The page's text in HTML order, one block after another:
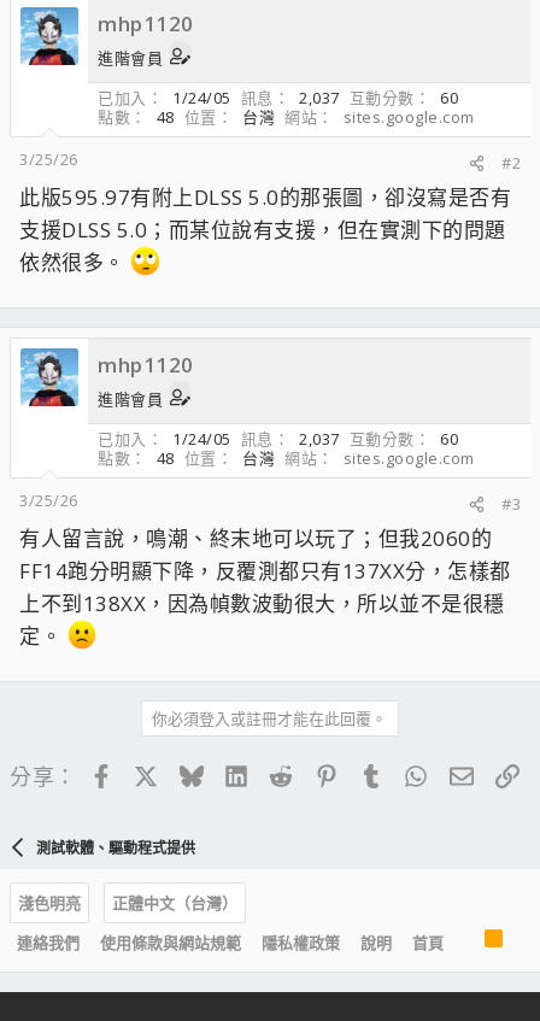
mhp1120
進階會員
已加入
1/24/05 訊息 2,037 互動分數
60
點數
48 位置 台灣 網站
sites.google.com
3/25/26
#2
此版595.97有附上DLSS 5.0的那張圖，卻沒寫是否有
支援DLSS 5.0；而某位說有支援，但在實測下的問題
依然很多。
mhp1120
進階會員
已加入
1/24/05 訊息 2,037 互動分數
60
點數
48 位置 台灣 網站
sites.google.com
3/25/26
#3
有人留言說，鳴潮、終末地可以玩了；但我2060的
FF14跑分明顯下降，反覆測都只有137XX分，怎樣都
上不到138XX，因為幀數波動很大，所以並不是很穩
定。
你必須登入或註冊才能在此回覆。
分享： FacebookBlueskyLinkedIn
Reddit PinterestTumblrWhatsApp
電子
測試軟體、驅動程式提供
淺色明亮
正體中文（台灣）
連絡我們
使用條款與網站規範 隱私權政策 說明 首頁
S